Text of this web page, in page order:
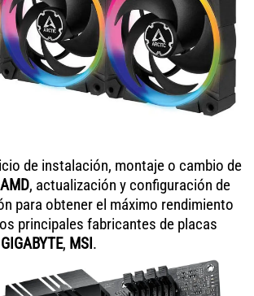
de instalación, montaje o cambio de
, actualización y configuración de
para obtener el máximo rendimiento
principales fabricantes de placas
GIGABYTE, MSI.